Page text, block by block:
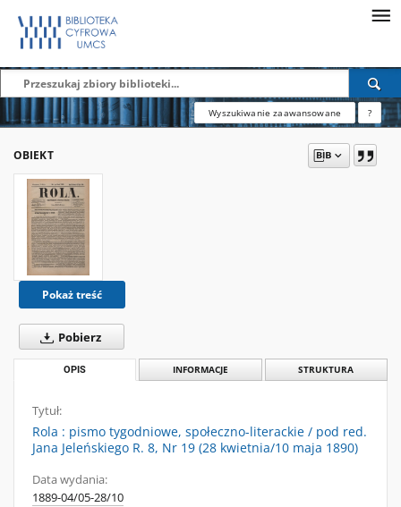
Wyszukiwanie zaawansowane ?
OBIEKT
Pokaż treść
Pobierz
OPIS INFORMACJE STRUKTURA
Tytuł:
Rola : pismo tygodniowe, społeczno-literackie / pod red.
Jana Jeleńskiego R. 8, Nr 19 (28 kwietnia/10 maja 1890)
Data wydania:
1889-04/05-28/10